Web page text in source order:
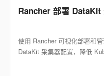
Rancher 部署 DataKit
使用 Rancher 可视化部署和
DataKit 采集器配置，降低